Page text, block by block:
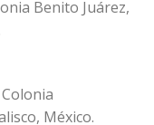
Benito Juárez,
México.